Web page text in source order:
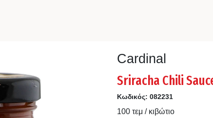
Cardinal
Sriracha Chili
Κωδικός: 082231
100 τεμ / κιβώτιο